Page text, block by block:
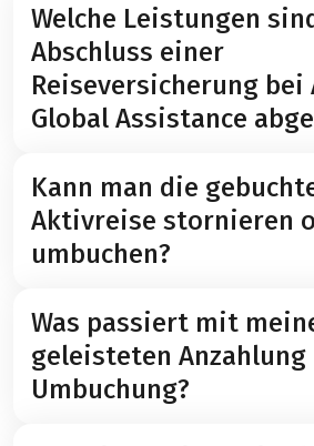
Welche Leistungen
Abschluss einer
Reiseversicherung bei
Global Assistance
Unser Kooperationspartner Allianz
bietet eine Vielzahl
Versicherungspakete – wir
(gültig für alle Reisearten). Mehr
unserer Seite
Kann man die
Aktivreise stornieren
umbuchen?
Bis vier Wochen vor Anreise
völlig flexibel auf einen späteren
oder eine alternative
Wir verrechnen dafür eine
Was passiert mit
geleisteten
Umbuchung?